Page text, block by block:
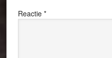
Reactie *